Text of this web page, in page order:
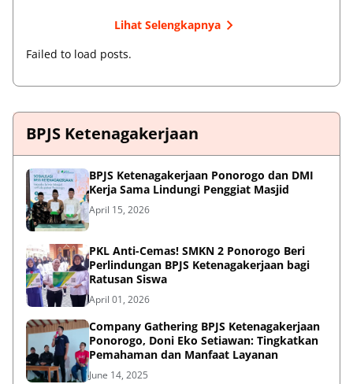
Lihat Selengkapnya
Failed to load posts.
BPJS Ketenagakerjaan
BPJS Ketenagakerjaan Ponorogo dan DMI
Kerja Sama Lindungi Penggiat Masjid
April 15, 2026
PKL Anti-Cemas! SMKN 2 Ponorogo Beri
Perlindungan BPJS Ketenagakerjaan bagi
Ratusan Siswa
April 01, 2026
Company Gathering BPJS Ketenagakerjaan
Ponorogo, Doni Eko Setiawan: Tingkatkan
Pemahaman dan Manfaat Layanan
June 14, 2025